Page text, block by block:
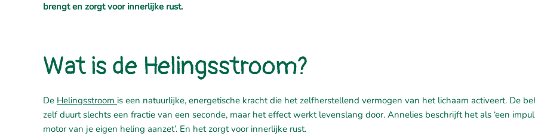
brengt en zorgt voor innerlijke rust.
Wat is de Helingsstroom?
De Helingsstroom is een natuurlijke, energetische kracht die het zelfherstellend vermogen van het lichaam activeert. De
zelf duurt slechts een fractie van een seconde, maar het effect werkt levenslang door. Annelies beschrijft het als ‘een
motor van je eigen heling aanzet’. En het zorgt voor innerlijke rust.